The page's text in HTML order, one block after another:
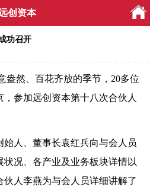
创资本
功召开
盎然、百花齐放的季节，20多位
参加远创资本第十八次合伙人
始人、董事长袁红兵向与会人员
况、各产业及业务板块详情以
伙人李燕为与会人员详细讲解了